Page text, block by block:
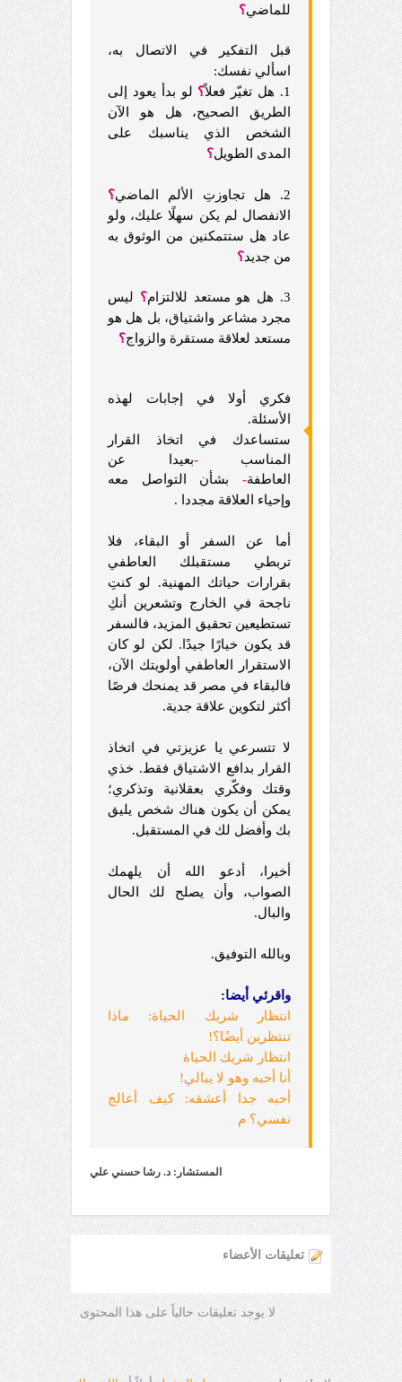
للماضي؟
قبل التفكير في الاتصال به،
اسألي نفسك:
1. هل تغيّر فعلاً
؟ لو بدأ يعود إلى
الطريق الصحيح، هل هو الآن
الشخص الذي يناسبك على
المدى الطويل؟
2. هل تجاوزتِ الألم الماضي
؟
الانفصال لم يكن سهلًا عليك، ولو
عاد هل ستتمكنين من الوثوق به
من جديد؟
3. هل هو مستعد للالتزام ؟ ليس
مجرد مشاعر واشتياق، بل هل هو
مستعد لعلاقة مستقرة والزواج؟
فكري أولا في إجابات لهذه
الأسئلة.
ستساعدك في اتخاذ القرار
المناسب -بعيدا عن
العاطفة- بشأن التواصل معه
وإحياء العلاقة مجددا .
أما عن السفر أو البقاء، فلا
تربطي مستقبلك العاطفي
بقرارات حياتك المهنية. لو كنتِ
ناجحة في الخارج وتشعرين أنكِ
تستطيعين تحقيق المزيد، فالسفر
قد يكون خيارًا جيدًا. لكن لو كان
الاستقرار العاطفي أولويتك الآن،
فالبقاء في مصر قد يمنحك فرصًا
أكثر لتكوين علاقة جدية.
لا تتسرعي يا عزيزتي في اتخاذ
القرار بدافع الاشتياق فقط. خذي
وقتك وفكّري بعقلانية وتذكري؛
يمكن أن يكون هناك شخص يليق
بك وأفضل لك في المستقبل.
أخيرا، أدعو الله أن يلهمك
الصواب، وأن يصلح لك الحال
والبال.
وبالله التوفيق.
واقرئي أيضا:
انتظار شريك الحياة: ماذا
تنتظرين أيضًا؟!
انتظار شريك الحياة
أنا أحبه وهو لا يبالي!
أحبه جدا أعشقه: كيف أعالج
نفسي؟ م
المستشار: د. رشا حسني علي
تعليقات الأعضاء
لا يوجد تعليقات حالياً على هذا المحتوى